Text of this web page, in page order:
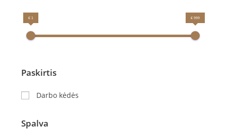
€ 1 € 999
Paskirtis
Darbo kėdės
Spalva